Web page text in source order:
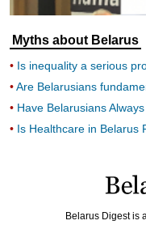
Myths about Belarus
Is inequality a serious
Are Belarusians
Have Belarusians
Is Healthcare in Belarus
Belarus Digest is